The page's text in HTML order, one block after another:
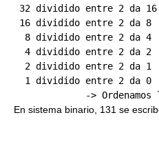
32 dividido entre 2 da
16 dividido entre
8 dividido entre 2 da 4
4 dividido entre 2 da 2
2 dividido entre 2 da 1
1 dividido entre 2 da 0
En sistema binario, 131 se